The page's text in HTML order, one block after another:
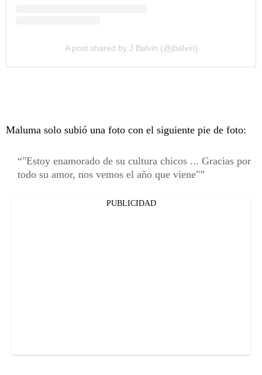
A post shared by J Balvin (@jbalvin)
Maluma solo subió una foto con el siguiente pie de foto:
"Estoy enamorado de su cultura chicos ... Gracias por
todo su amor, nos vemos el año que viene"
PUBLICIDAD